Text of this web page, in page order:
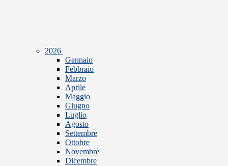
2026
Gennaio
Febbraio
Marzo
Aprile
Maggio
Giugno
Luglio
Agosto
Settembre
Ottobre
Novembre
Dicembre